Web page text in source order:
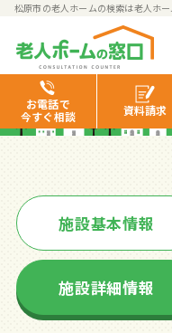
松原市の老人ホームの検索は老人ホ
お電話で
今すぐ相談
資料請求
ライフ
施設基本情報
施設詳細情報